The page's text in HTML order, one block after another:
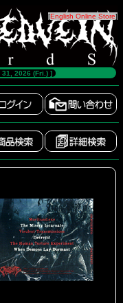
[English Online Store]
2026 (Fri.) ]